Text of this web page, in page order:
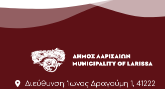
Διεύθυνση: Ίωνος Δραγούμη 1, 41222